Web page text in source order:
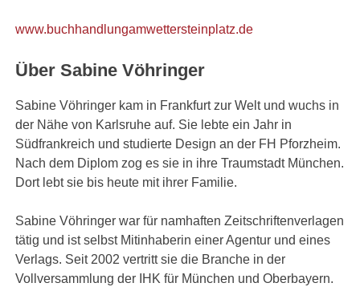
www.buchhandlungamwettersteinplatz.de
Über Sabine Vöhringer
Sabine Vöhringer kam in Frankfurt zur Welt und wuchs in
der Nähe von Karlsruhe auf. Sie lebte ein Jahr in
Südfrankreich und studierte Design an der FH Pforzheim.
Nach dem Diplom zog es sie in ihre Traumstadt München.
Dort lebt sie bis heute mit ihrer Familie.
Sabine Vöhringer war für namhaften Zeitschriftenverlagen
tätig und ist selbst Mitinhaberin einer Agentur und eines
Verlags. Seit 2002 vertritt sie die Branche in der
Vollversammlung der IHK für München und Oberbayern.